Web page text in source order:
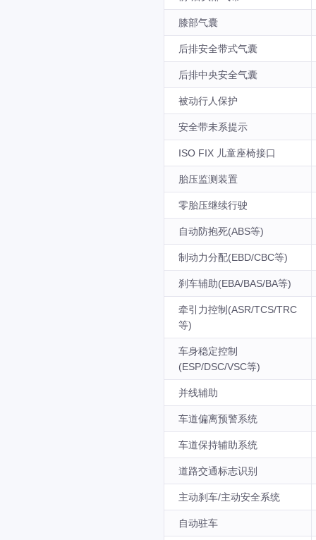
膝部气囊
后排安全带式气囊
后排中央安全气囊
被动行人保护
安全带未系提示
ISO FIX 儿童座椅接口
胎压监测装置
零胎压继续行驶
自动防抱死(ABS等)
制动力分配(EBD/CBC等)
刹车辅助(EBA/BAS/BA等)
牵引力控制(ASR/TCS/TRC
等)
车身稳定控制
(ESP/DSC/VSC等)
并线辅助
车道偏离预警系统
车道保持辅助系统
道路交通标志识别
主动刹车/主动安全系统
自动驻车